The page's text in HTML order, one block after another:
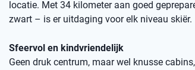
locatie. Met 34 kilometer aan goed
zwart – is er uitdaging voor elk niveau skiër.
Sfeervol en kindvriendelijk
Geen druk centrum, maar wel knusse